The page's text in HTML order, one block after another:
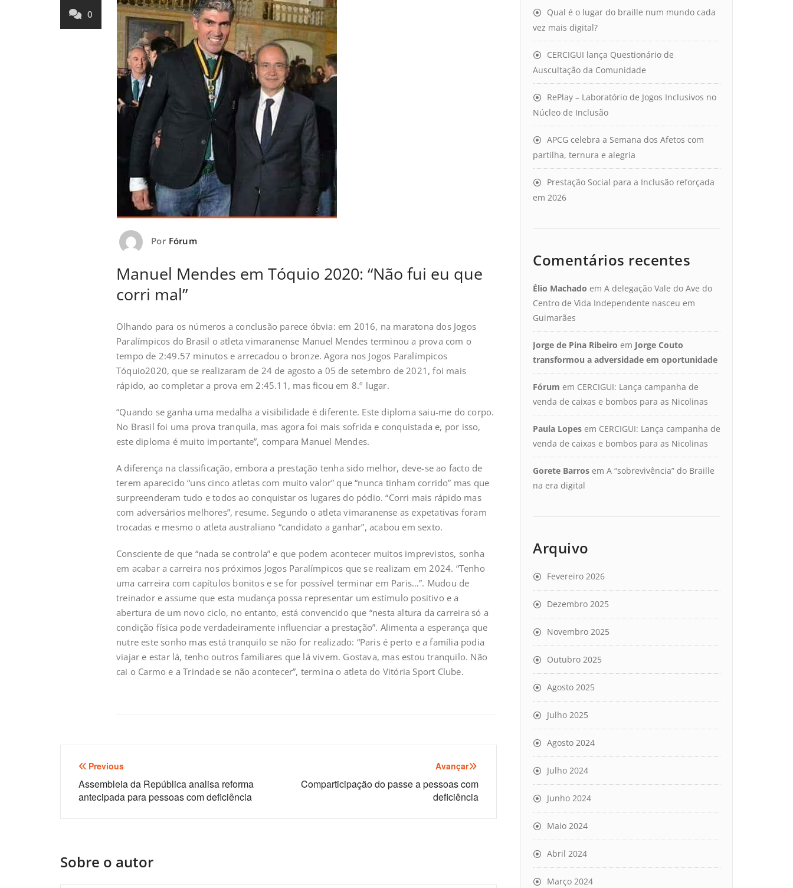
0
Por Fórum
Manuel Mendes em Tóquio 2020: “Não fui eu que
corri mal”
Olhando para os números a conclusão parece óbvia: em 2016, na maratona dos Jogos
Paralímpicos do Brasil o atleta vimaranense Manuel Mendes terminou a prova com o
tempo de 2:49.57 minutos e arrecadou o bronze. Agora nos Jogos Paralímpicos
Tóquio2020, que se realizaram de 24 de agosto a 05 de setembro de 2021, foi mais
rápido, ao completar a prova em 2:45.11, mas ficou em 8.º lugar.
“Quando se ganha uma medalha a visibilidade é diferente. Este diploma saiu-me do corpo.
No Brasil foi uma prova tranquila, mas agora foi mais sofrida e conquistada e, por isso,
este diploma é muito importante”, compara Manuel Mendes.
A diferença na classificação, embora a prestação tenha sido melhor, deve-se ao facto de
terem aparecido “uns cinco atletas com muito valor” que “nunca tinham corrido” mas que
surpreenderam tudo e todos ao conquistar os lugares do pódio. “Corri mais rápido mas
com adversários melhores”, resume. Segundo o atleta vimaranense as expetativas foram
trocadas e mesmo o atleta australiano “candidato a ganhar”, acabou em sexto.
Consciente de que “nada se controla” e que podem acontecer muitos imprevistos, sonha
em acabar a carreira nos próximos Jogos Paralímpicos que se realizam em 2024. “Tenho
uma carreira com capítulos bonitos e se for possível terminar em Paris…”. Mudou de
treinador e assume que esta mudança possa representar um estímulo positivo e a
abertura de um novo ciclo, no entanto, está convencido que “nesta altura da carreira só a
condição física pode verdadeiramente influenciar a prestação”. Alimenta a esperança que
nutre este sonho mas está tranquilo se não for realizado: “Paris é perto e a família podia
viajar e estar lá, tenho outros familiares que lá vivem. Gostava, mas estou tranquilo. Não
cai o Carmo e a Trindade se não acontecer”, termina o atleta do Vitória Sport Clube.
Navegação
de
artigos
Previous
Assembleia da República analisa reforma
antecipada para pessoas com deficiência
Avançar
Comparticipação do passe a pessoas com
deficiência
Sobre o autor
Qual é o lugar do braille num mundo cada
vez mais digital?
CERCIGUI lança Questionário de
Auscultação da Comunidade
RePlay – Laboratório de Jogos Inclusivos no
Núcleo de Inclusão
APCG celebra a Semana dos Afetos com
partilha, ternura e alegria
Prestação Social para a Inclusão reforçada
em 2026
Comentários recentes
Élio Machado em A delegação Vale do Ave do
Centro de Vida Independente nasceu em
Guimarães
Jorge de Pina Ribeiro em Jorge Couto
transformou a adversidade em oportunidade
Fórum em CERCIGUI: Lança campanha de
venda de caixas e bombos para as Nicolinas
Paula Lopes em CERCIGUI: Lança campanha de
venda de caixas e bombos para as Nicolinas
Gorete Barros em A “sobrevivência” do Braille
na era digital
Arquivo
Fevereiro 2026
Dezembro 2025
Novembro 2025
Outubro 2025
Agosto 2025
Julho 2025
Agosto 2024
Julho 2024
Junho 2024
Maio 2024
Abril 2024
Março 2024